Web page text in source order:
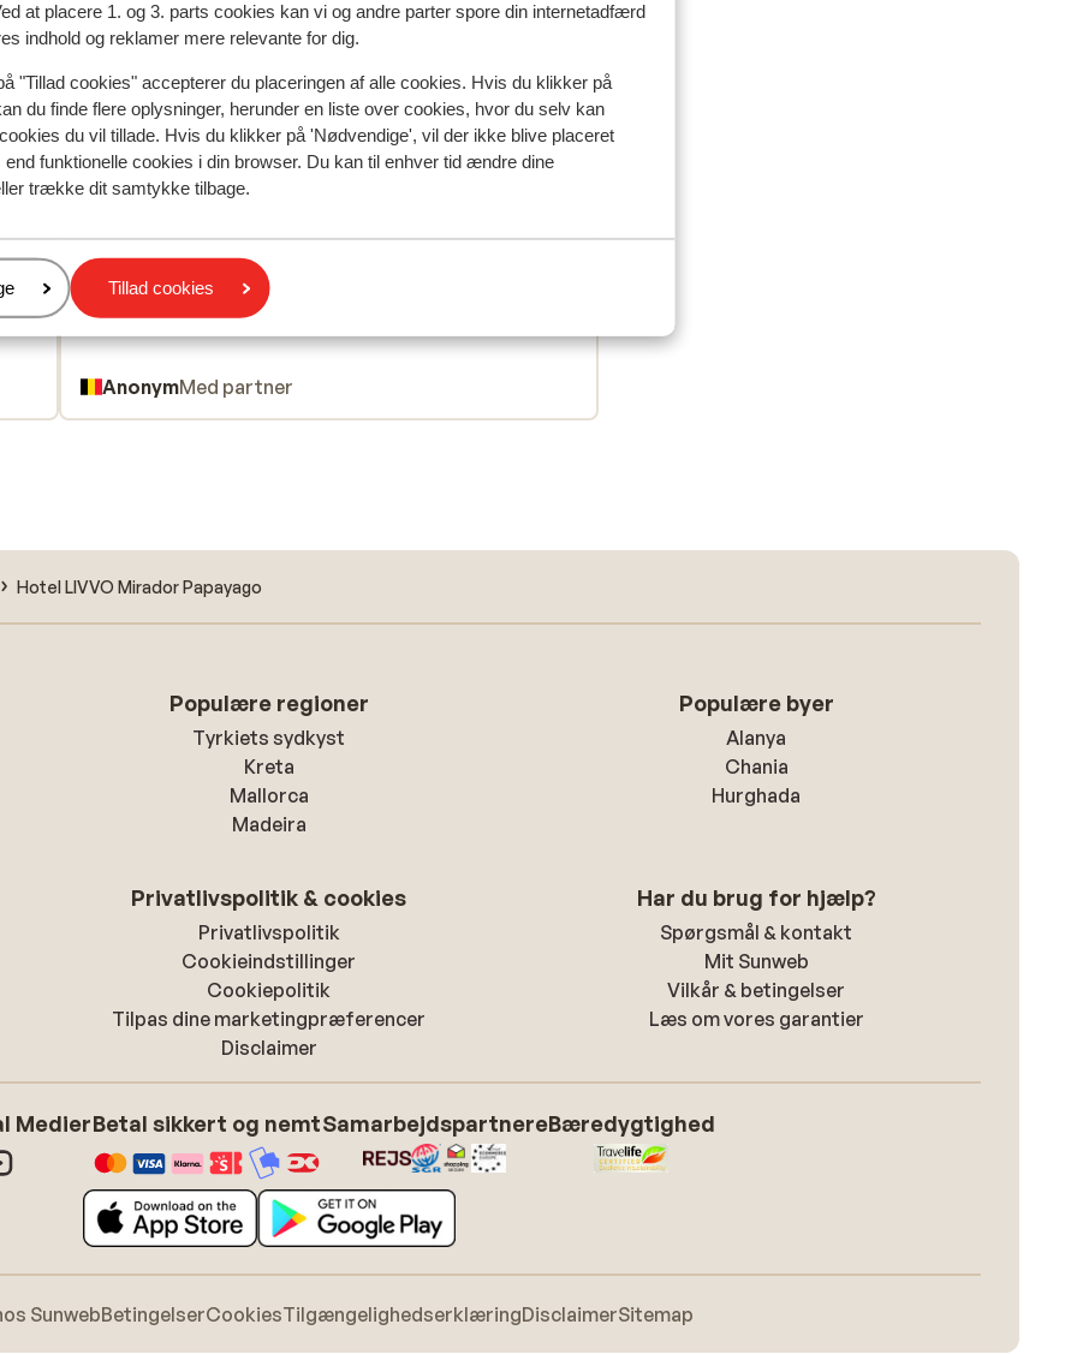
at placere 1. og 3. parts cookies kan vi og andre parter spore din internetadfærd
indhold og reklamer mere relevante for dig.
"Tillad cookies" accepterer du placeringen af alle cookies. Hvis du klikker på
du finde flere oplysninger, herunder en liste over cookies, hvor du selv kan
du vil tillade. Hvis du klikker på 'Nødvendige', vil der ikke blive placeret
funktionelle cookies i din browser. Du kan til enhver tid ændre dine
trække dit samtykke tilbage.
Tillad cookies
deres oplevelser med vores produkt.
Mest booket af med partner
niet
9.0 Fabelagtig
maar 4 keer cleaning voorzien is
maar 4 keer cleaning voorzien is
Oversæt til dansk (DA)
AnonymMed partner
Hotel LIVVO Mirador Papayago
Populære regioner
Tyrkiets sydkyst
Kreta
Mallorca
Madeira
Populære byer
Alanya
Chania
Hurghada
Privatlivspolitik & cookies
Privatlivspolitik
Cookieindstillinger
Cookiepolitik
Tilpas dine marketingpræferencer
Disclaimer
Har du brug for hjælp?
Spørgsmål & kontakt
Mit Sunweb
Vilkår & betingelser
Læs om vores garantier
MedierBetal sikkert og nemtSamarbejdspartnereBæredygtighed
SunwebBetingelserCookiesTilgængelighedserklæringDisclaimerSitemap